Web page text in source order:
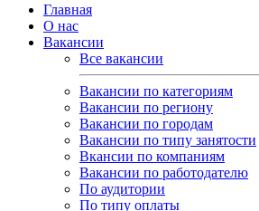
Главная
О нас
Вакансии
Все вакансии
Вакансии по категориям
Вакансии по региону
Вакансии по городам
Вакансии по типу занятости
Вкансии по компаниям
Вакансии по работодателю
По аудитории
По типу оплаты